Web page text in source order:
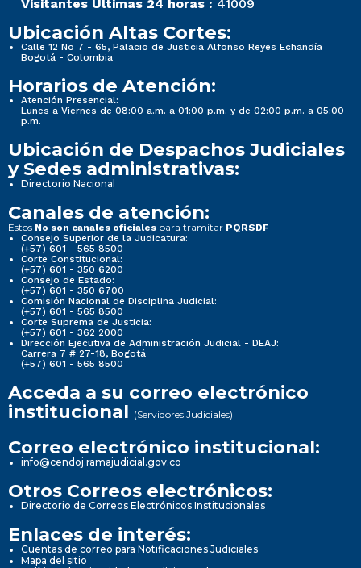
Visitantes Últimas 24 horas : 41009
Ubicación Altas Cortes:
Calle 12 No 7 - 65, Palacio de Justicia Alfonso Reyes Echandía
Bogotá - Colombia
Horarios de Atención:
Atención Presencial:
Lunes a Viernes de 08:00 a.m. a 01:00 p.m. y de 02:00 p.m. a 05:00
p.m.
Ubicación de Despachos Judiciales
y Sedes administrativas:
Directorio Nacional
Canales de atención:
Estos No son canales oficiales para tramitar PQRSDF
Consejo Superior de la Judicatura:
(+57) 601 - 565 8500
Corte Constitucional:
(+57) 601 - 350 6200
Consejo de Estado:
(+57) 601 - 350 6700
Comisión Nacional de Disciplina Judicial:
(+57) 601 - 565 8500
Corte Suprema de Justicia:
(+57) 601 - 362 2000
Dirección Ejecutiva de Administración Judicial - DEAJ:
Carrera 7 # 27-18, Bogotá
(+57) 601 - 565 8500
Acceda a su correo electrónico
institucional (Servidores Judiciales)
Correo electrónico institucional:
info@cendoj.ramajudicial.gov.co
Otros Correos electrónicos:
Directorio de Correos Electrónicos Institucionales
Enlaces de interés:
Cuentas de correo para Notificaciones Judiciales
Mapa del sitio